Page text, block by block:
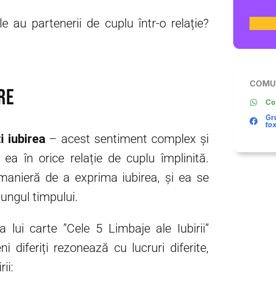
au partenerii de cuplu într-o relație?
iubirea– acest sentiment complex și
în orice relație de cuplu împlinită.
de a exprima iubirea, și ea se
timpului.
lui carte ”Cele 5 Limbaje ale Iubirii”
diferiți rezonează cu lucruri diferite,